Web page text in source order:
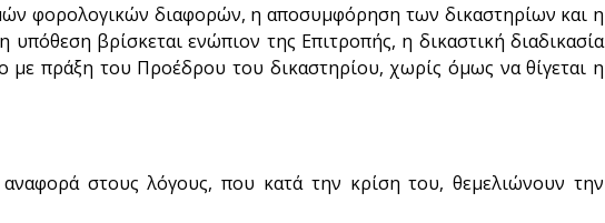
φορολογικών διαφορών, η αποσυμφόρηση των δικαστηρίων και η
βρίσκεται ενώπιον της Επιτροπής, η δικαστική διαδικασία
με πράξη του Προέδρου του δικαστηρίου, χωρίς όμως να θίγεται η
στους λόγους, που κατά την κρίση του, θεμελιώνουν την